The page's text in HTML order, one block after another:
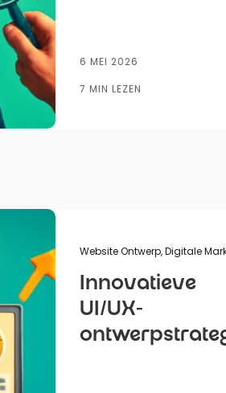
vergroten
6 MEI 2026
7 MIN LEZEN
Website Ontwerp,Digitale
Innovatieve
UI/UX-